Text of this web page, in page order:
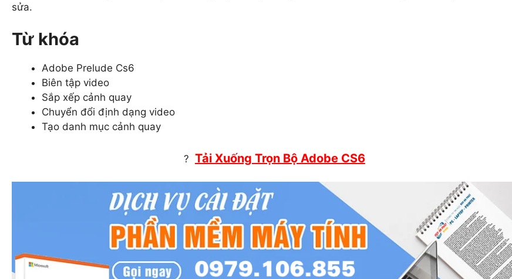
sửa.
Từ khóa
Adobe Prelude Cs6
Biên tập video
Sắp xếp cảnh quay
Chuyển đổi định dạng video
Tạo danh mục cảnh quay
? Tải Xuống Trọn Bộ Adobe CS6